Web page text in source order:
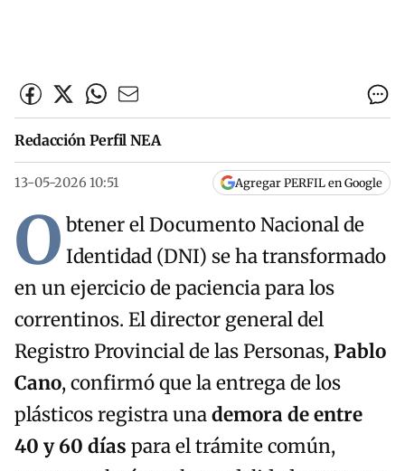
Redacción Perfil NEA
13-05-2026 10:51 Agregar PERFIL en Google
O btener el Documento Nacional de
Identidad (DNI) se ha transformado
en un ejercicio de paciencia para los
correntinos. El director general del
Registro Provincial de las Personas,Pablo
Cano, confirmó que la entrega de los
plásticos registra unademora de entre
40 y 60 días para el trámite común,